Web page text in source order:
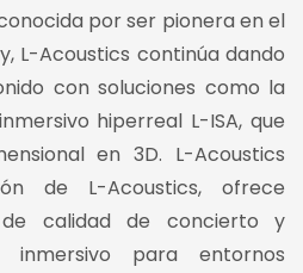
por ser pionera en el
L-Acoustics continúa dando
con soluciones como la
hiperreal L-ISA, que
en 3D. L-Acoustics
de L-Acoustics, ofrece
calidad de concierto y
inmersivo para entornos